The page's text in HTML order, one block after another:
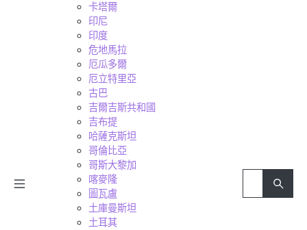
卡塔爾
印尼
印度
危地馬拉
厄瓜多爾
厄立特里亞
古巴
吉爾吉斯共和國
吉布提
哈薩克斯坦
哥倫比亞
哥斯大黎加
喀麥隆
圖瓦盧
土庫曼斯坦
土耳其